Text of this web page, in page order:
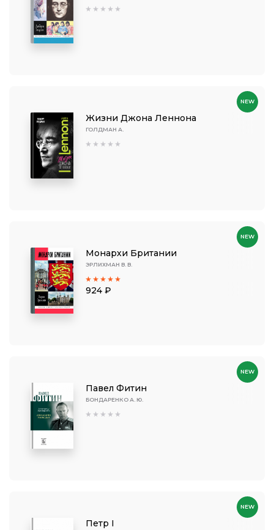
Жизни Джона Леннона
ГОЛДМАН А.
NEW
Монархи Британии
ЭРЛИХМАН В. В.
924 ₽
NEW
Павел Фитин
БОНДАРЕНКО А. Ю.
NEW
Петр I
NEW